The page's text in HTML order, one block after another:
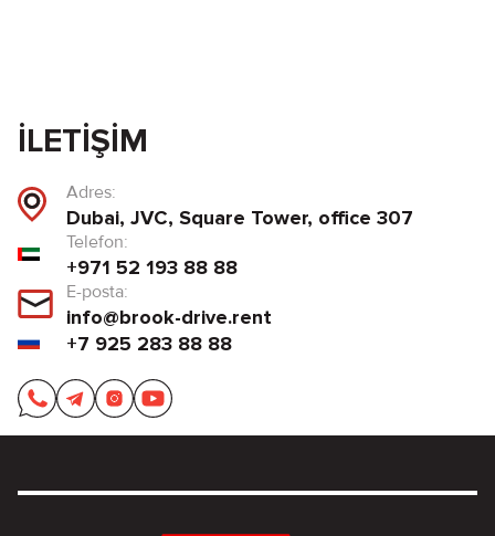
İLETIŞIM
Adres:
Dubai, JVC, Square Tower, office 307
Telefon:
+971 52 193 88 88
E-posta:
info@brook-drive.rent
+7 925 283 88 88